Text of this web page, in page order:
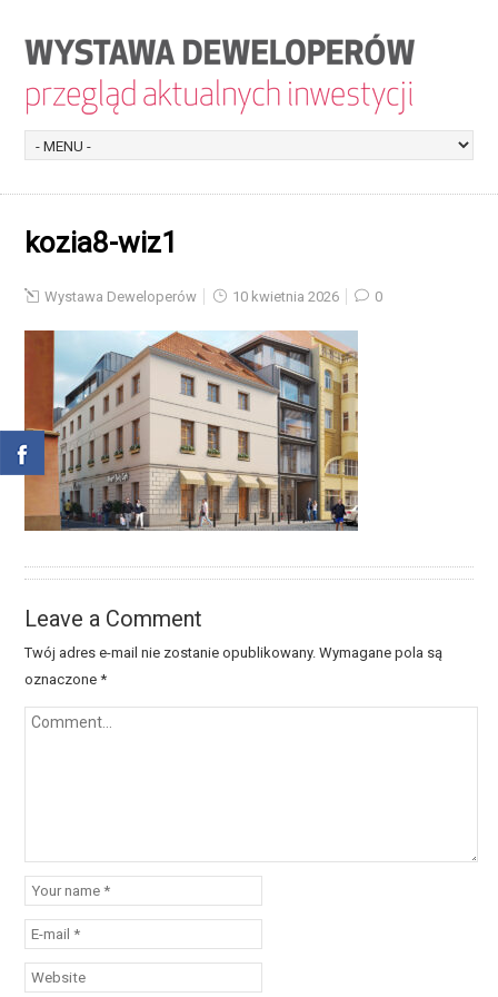
kozia8-wiz1
Wystawa Deweloperów 10 kwietnia 2026 0
Leave a Comment
Twój adres e-mail nie zostanie opublikowany. Wymagane pola są
oznaczone*